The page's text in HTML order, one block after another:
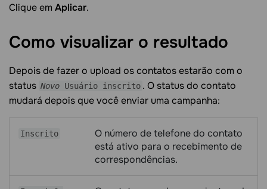
Clique em Aplicar.
Como visualizar o resultado
Depois de fazer o upload os contatos estarão com o
status Novo Usuário inscrito . O status do contato
mudará depois que você enviar uma campanha:
Inscrito
O número de telefone do contato
está ativo para o recebimento de
correspondências.